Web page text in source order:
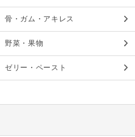
骨・ガム・アキレス
野菜・果物
ゼリー・ペースト